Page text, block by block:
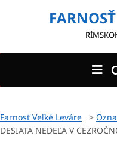
Farnosť Veľké Leváre >
DESIATA NEDEĽA V